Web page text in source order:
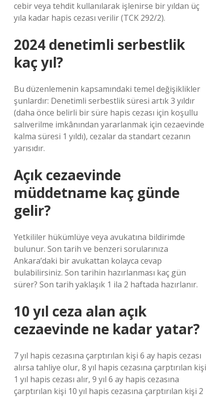
cebir veya tehdit kullanılarak işlenirse bir yıldan üç
yıla kadar hapis cezası verilir (TCK 292/2).
2024 denetimli serbestlik
kaç yıl?
Bu düzenlemenin kapsamındaki temel değişiklikler
şunlardır: Denetimli serbestlik süresi artık 3 yıldır
(daha önce belirli bir süre hapis cezası için koşullu
salıverilme imkânından yararlanmak için cezaevinde
kalma süresi 1 yıldı), cezalar da standart cezanın
yarısıdır.
Açık cezaevinde
müddetname kaç günde
gelir?
Yetkililer hükümlüye veya avukatına bildirimde
bulunur. Son tarih ve benzeri sorularınıza
Ankara’daki bir avukattan kolayca cevap
bulabilirsiniz. Son tarihin hazırlanması kaç gün
sürer? Son tarih yaklaşık 1 ila 2 haftada hazırlanır.
10 yıl ceza alan açık
cezaevinde ne kadar yatar?
7 yıl hapis cezasına çarptırılan kişi 6 ay hapis cezası
alırsa tahliye olur, 8 yıl hapis cezasına çarptırılan kişi
1 yıl hapis cezası alır, 9 yıl 6 ay hapis cezasına
çarptırılan kişi 10 yıl hapis cezasına çarptırılan kişi 2